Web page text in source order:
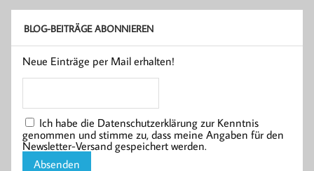
BLOG-BEITRÄGE ABONNIEREN
Neue Einträge per Mail erhalten!
Ich habe die Datenschutzerklärung zur Kenntnis
genommen und stimme zu, dass meine Angaben für den
Newsletter-Versand gespeichert werden.